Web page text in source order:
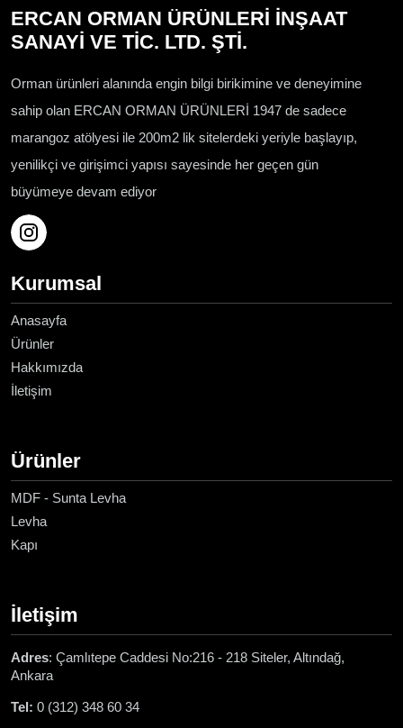
ERCAN ORMAN ÜRÜNLERİ İNŞAAT
SANAYİ VE TİC. LTD. ŞTİ.
Orman ürünleri alanında engin bilgi birikimine ve deneyimine
sahip olan ERCAN ORMAN ÜRÜNLERİ 1947 de sadece
marangoz atölyesi ile 200m2 lik sitelerdeki yeriyle başlayıp,
yenilikçi ve girişimci yapısı sayesinde her geçen gün
büyümeye devam ediyor
Kurumsal
Anasayfa
Ürünler
Hakkımızda
İletişim
Ürünler
MDF - Sunta Levha
Levha
Kapı
İletişim
Adres: Çamlıtepe Caddesi No:216 - 218 Siteler, Altındağ,
Ankara
Tel: 0 (312) 348 60 34